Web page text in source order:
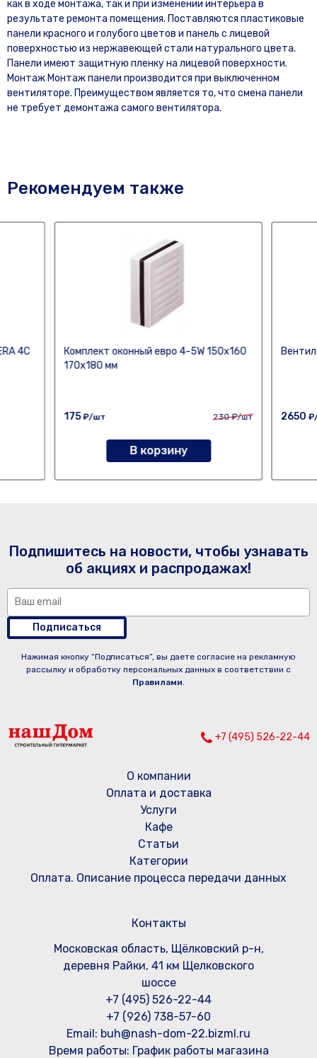
как в ходе монтажа, так и при изменении интерьера в
результате ремонта помещения. Поставляются пластиковые
панели красного и голубого цветов и панель с лицевой
поверхностью из нержавеющей стали натурального цвета.
Панели имеют защитную пленку на лицевой поверхности.
Монтаж Монтаж панели производится при выключенном
вентиляторе. Преимуществом является то, что смена панели
не требует демонтажа самого вентилятора.
Рекомендуем также
4С
Комплект оконный евро 4-5W 150х160
170х180 мм
175₽/шт 230₽/шт
В корзину
2650
Подпишитесь на новости, чтобы узнавать
об акциях и распродажах!
Подписаться
Нажимая кнопку “Подписаться”, вы даете согласие на рекламную
рассылку и обработку персональных данных в соответствии с
Правилами.
+7 (495) 526-22-44
О компании
Оплата и доставка
Услуги
Кафе
Статьи
Категории
Оплата. Описание процесса передачи данных
Контакты
Московская область, Щёлковский р-н,
деревня Райки, 41 км Щелковского
шоссе
+7 (495) 526-22-44
+7 (926) 738-57-60
Email: buh@nash-dom-22.bizml.ru
Время работы: График работы магазина